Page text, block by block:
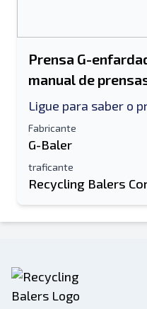
Prensa G-
manual de
Ligue para saber o
Fabricante
G-Baler
traficante
Recycling Balers